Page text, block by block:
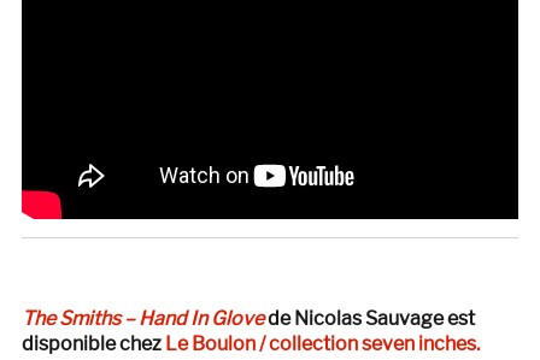
The Smiths – Hand In Glovede Nicolas Sauvage est
disponible chez Le Boulon / collection seven inches.